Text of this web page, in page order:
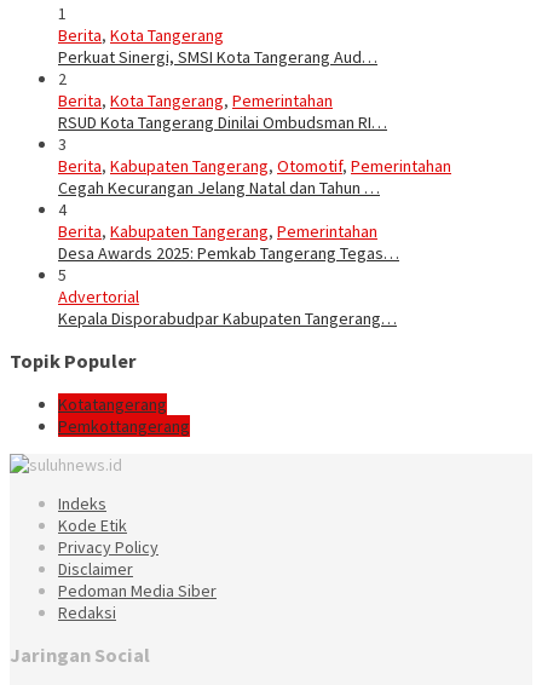
1
Berita, Kota Tangerang
Perkuat Sinergi, SMSI Kota Tangerang Aud…
2
Berita, Kota Tangerang, Pemerintahan
RSUD Kota Tangerang Dinilai Ombudsman RI…
3
Berita, Kabupaten Tangerang, Otomotif, Pemerintahan
Cegah Kecurangan Jelang Natal dan Tahun …
4
Berita, Kabupaten Tangerang, Pemerintahan
Desa Awards 2025: Pemkab Tangerang Tegas…
5
Advertorial
Kepala Disporabudpar Kabupaten Tangerang…
Topik Populer
Kotatangerang
Pemkottangerang
Indeks
Kode Etik
Privacy Policy
Disclaimer
Pedoman Media Siber
Redaksi
Jaringan Social